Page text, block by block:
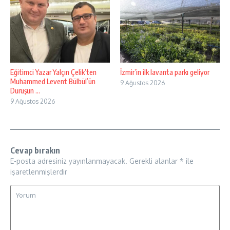
Eğitimci Yazar Yalçın Çelik’ten
Muhammed Levent Bülbül’ün
Duruşun ...
9 Ağustos 2026
İzmir’in ilk lavanta parkı geliyor
9 Ağustos 2026
Cevap bırakın
E-posta adresiniz yayınlanmayacak. Gerekli alanlar * ile
işaretlenmişlerdir